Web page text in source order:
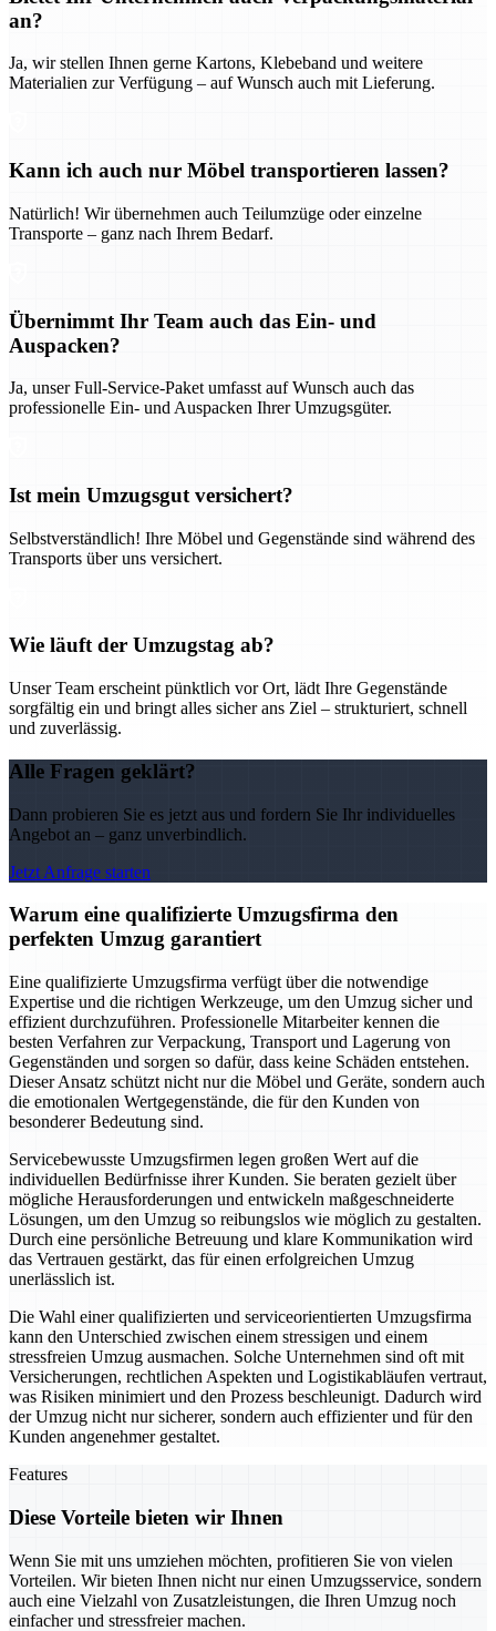
an?
Ja, wir stellen Ihnen gerne Kartons, Klebeband und weitere
Materialien zur Verfügung – auf Wunsch auch mit Lieferung.
Kann ich auch nur Möbel transportieren lassen?
Natürlich! Wir übernehmen auch Teilumzüge oder einzelne
Transporte – ganz nach Ihrem Bedarf.
Übernimmt Ihr Team auch das Ein- und
Auspacken?
Ja, unser Full-Service-Paket umfasst auf Wunsch auch das
professionelle Ein- und Auspacken Ihrer Umzugsgüter.
Ist mein Umzugsgut versichert?
Selbstverständlich! Ihre Möbel und Gegenstände sind während des
Transports über uns versichert.
Wie läuft der Umzugstag ab?
Unser Team erscheint pünktlich vor Ort, lädt Ihre Gegenstände
sorgfältig ein und bringt alles sicher ans Ziel – strukturiert, schnell
und zuverlässig.
Alle Fragen geklärt?
Dann probieren Sie es jetzt aus und fordern Sie Ihr individuelles
Angebot an – ganz unverbindlich.
Jetzt Anfrage starten
Warum eine qualifizierte Umzugsfirma den
perfekten Umzug garantiert
Eine qualifizierte Umzugsfirma verfügt über die notwendige
Expertise und die richtigen Werkzeuge, um den Umzug sicher und
effizient durchzuführen. Professionelle Mitarbeiter kennen die
besten Verfahren zur Verpackung, Transport und Lagerung von
Gegenständen und sorgen so dafür, dass keine Schäden entstehen.
Dieser Ansatz schützt nicht nur die Möbel und Geräte, sondern auch
die emotionalen Wertgegenstände, die für den Kunden von
besonderer Bedeutung sind.
Servicebewusste Umzugsfirmen legen großen Wert auf die
individuellen Bedürfnisse ihrer Kunden. Sie beraten gezielt über
mögliche Herausforderungen und entwickeln maßgeschneiderte
Lösungen, um den Umzug so reibungslos wie möglich zu gestalten.
Durch eine persönliche Betreuung und klare Kommunikation wird
das Vertrauen gestärkt, das für einen erfolgreichen Umzug
unerlässlich ist.
Die Wahl einer qualifizierten und serviceorientierten Umzugsfirma
kann den Unterschied zwischen einem stressigen und einem
stressfreien Umzug ausmachen. Solche Unternehmen sind oft mit
Versicherungen, rechtlichen Aspekten und Logistikabläufen vertraut,
was Risiken minimiert und den Prozess beschleunigt. Dadurch wird
der Umzug nicht nur sicherer, sondern auch effizienter und für den
Kunden angenehmer gestaltet.
Features
Diese Vorteile bieten wir Ihnen
Wenn Sie mit uns umziehen möchten, profitieren Sie von vielen
Vorteilen. Wir bieten Ihnen nicht nur einen Umzugsservice, sondern
auch eine Vielzahl von Zusatzleistungen, die Ihren Umzug noch
einfacher und stressfreier machen.